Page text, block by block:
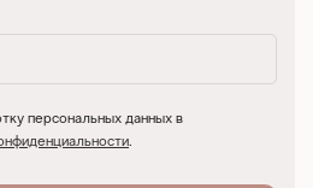
персональных данных в
.